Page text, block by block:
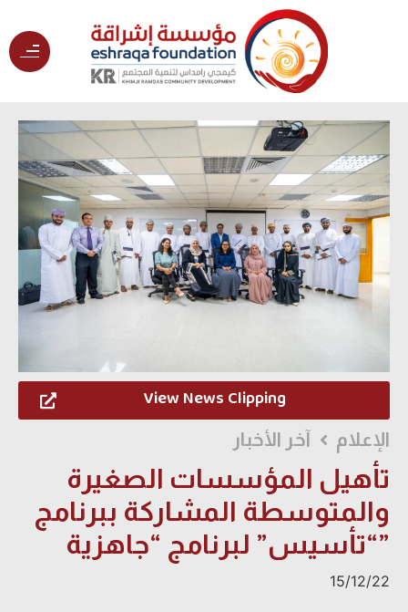
View News Clipping
آخر الأخبار الإعلام
تأهيل المؤسسات الصغيرة
والمتوسطة المشاركة ببرنامج
“تأسيس” لبرنامج “جاهزية”
15/12/22